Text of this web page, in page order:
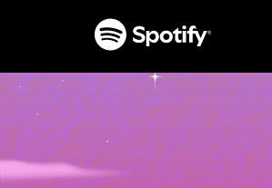
PASSER
CONTENU